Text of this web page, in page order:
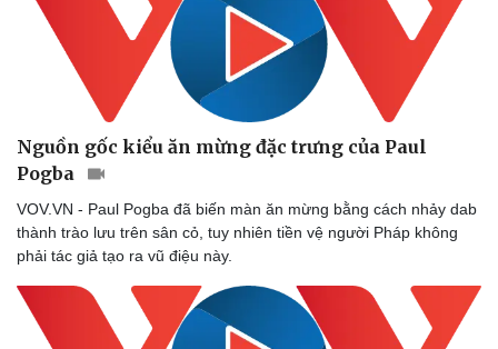
Nguồn gốc kiểu ăn mừng đặc trưng của Paul
Pogba
VOV.VN - Paul Pogba đã biến màn ăn mừng bằng cách nhảy dab
thành trào lưu trên sân cỏ, tuy nhiên tiền vệ người Pháp không
phải tác giả tạo ra vũ điệu này.